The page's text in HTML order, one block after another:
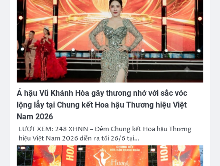
Á hậu Vũ Khánh Hòa gây thương nhớ với sắc vóc
lộng lẫy tại Chung kết Hoa hậu Thương hiệu Việt
Nam 2026
LƯỢT XEM: 248 XHNN – Đêm Chung kết Hoa hậu Thương
hiệu Việt Nam 2026 diễn ra tối 26/6 tại…